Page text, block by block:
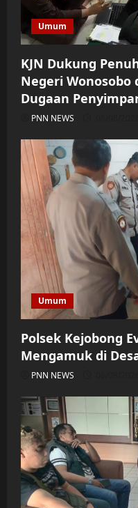
Umum
KJN Dukung
Negeri Wonosobo
Dugaan
PNN NEWS
Umum
Polsek Kejobong
Mengamuk di
PNN NEWS